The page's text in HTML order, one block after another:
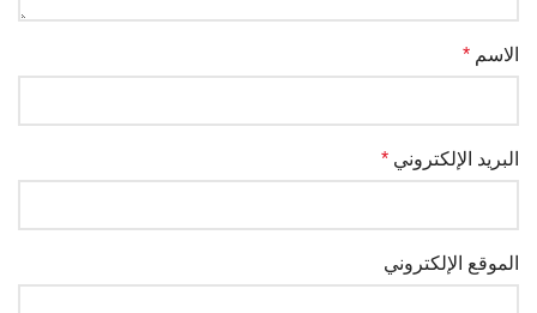
الاسم *
البريد الإلكتروني *
الموقع الإلكتروني